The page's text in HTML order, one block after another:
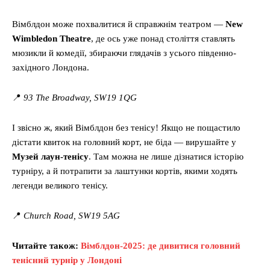
Вімблдон може похвалитися й справжнім театром — New
Wimbledon Theatre, де ось уже понад століття ставлять
мюзикли й комедії, збираючи глядачів з усього південно-
західного Лондона.
📍 93 The Broadway, SW19 1QG
І звісно ж, який Вімблдон без тенісу! Якщо не пощастило
дістати квиток на головний корт, не біда — вирушайте у
Музей лаун-тенісу. Там можна не лише дізнатися історію
турніру, а й потрапити за лаштунки кортів, якими ходять
легенди великого тенісу.
📍 Church Road, SW19 5AG
Читайте також: Вімблдон-2025: де дивитися головний
тенісний турнір у Лондоні